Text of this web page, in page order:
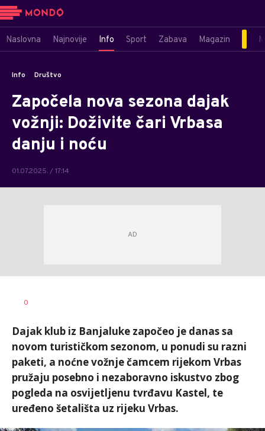
Naslovna Najnovije Info Sport Zabava Magazin
Info Društvo
Započela nova sezona dajak
vožnji: Doživite čari Vrbasa
danju i noću
01.07.2025. / 17:14
AUTOR
0
Dajak klub iz Banjaluke započeo je danas sa
novom turističkom sezonom, u ponudi su razni
paketi, a noćne vožnje čamcem rijekom Vrbas
pružaju posebno i nezaboravno iskustvo zbog
pogleda na osvijetljenu tvrđavu Kastel, te
uređeno šetališta uz rijeku Vrbas.